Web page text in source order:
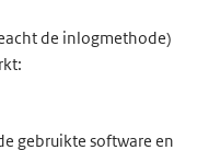
de inlogmethode)
gebruikte software en